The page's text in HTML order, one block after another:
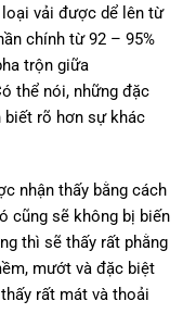
vải được dể lên từ
chính từ 92 – 95%
trộn giữa
thể nói, những đặc
biết rõ hơn sự khác
nhận thấy bằng cách
cũng sẽ không bị biến
thì sẽ thấy rất phằng
mướt và đặc biệt
rất mát và thoải